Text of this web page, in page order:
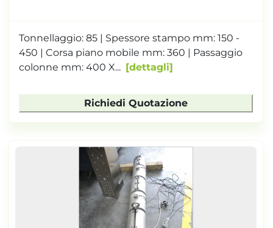
Tonnellaggio: 85 | Spessore stampo mm: 150 -
450 | Corsa piano mobile mm: 360 | Passaggio
colonne mm: 400 X...
dettagli
Richiedi Quotazione